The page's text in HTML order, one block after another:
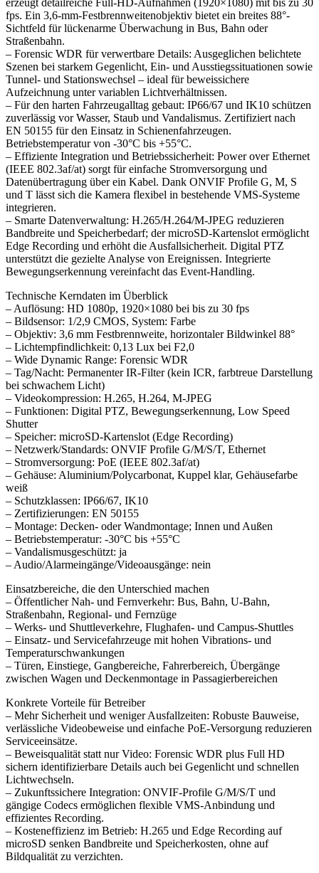
fps. Ein 3,6-mm-Festbrennweitenobjektiv bietet ein breites 88°-
Sichtfeld für lückenarme Überwachung in Bus, Bahn oder
Straßenbahn.
– Forensic WDR für verwertbare Details: Ausgeglichen belichtete
Szenen bei starkem Gegenlicht, Ein- und Ausstiegssituationen sowie
Tunnel- und Stationswechsel – ideal für beweissichere
Aufzeichnung unter variablen Lichtverhältnissen.
– Für den harten Fahrzeugalltag gebaut: IP66/67 und IK10 schützen
zuverlässig vor Wasser, Staub und Vandalismus. Zertifiziert nach
EN 50155 für den Einsatz in Schienenfahrzeugen.
Betriebstemperatur von -30°C bis +55°C.
– Effiziente Integration und Betriebssicherheit: Power over Ethernet
(IEEE 802.3af/at) sorgt für einfache Stromversorgung und
Datenübertragung über ein Kabel. Dank ONVIF Profile G, M, S
und T lässt sich die Kamera flexibel in bestehende VMS-Systeme
integrieren.
– Smarte Datenverwaltung: H.265/H.264/M-JPEG reduzieren
Bandbreite und Speicherbedarf; der microSD-Kartenslot ermöglicht
Edge Recording und erhöht die Ausfallsicherheit. Digital PTZ
unterstützt die gezielte Analyse von Ereignissen. Integrierte
Bewegungserkennung vereinfacht das Event-Handling.
Technische Kerndaten im Überblick
– Auflösung: HD 1080p, 1920×1080 bei bis zu 30 fps
– Bildsensor: 1/2,9 CMOS, System: Farbe
– Objektiv: 3,6 mm Festbrennweite, horizontaler Bildwinkel 88°
– Lichtempfindlichkeit: 0,13 Lux bei F2,0
– Wide Dynamic Range: Forensic WDR
– Tag/Nacht: Permanenter IR-Filter (kein ICR, farbtreue Darstellung
bei schwachem Licht)
– Videokompression: H.265, H.264, M-JPEG
– Funktionen: Digital PTZ, Bewegungserkennung, Low Speed
Shutter
– Speicher: microSD-Kartenslot (Edge Recording)
– Netzwerk/Standards: ONVIF Profile G/M/S/T, Ethernet
– Stromversorgung: PoE (IEEE 802.3af/at)
– Gehäuse: Aluminium/Polycarbonat, Kuppel klar, Gehäusefarbe
weiß
– Schutzklassen: IP66/67, IK10
– Zertifizierungen: EN 50155
– Montage: Decken- oder Wandmontage; Innen und Außen
– Betriebstemperatur: -30°C bis +55°C
– Vandalismusgeschützt: ja
– Audio/Alarmeingänge/Videoausgänge: nein
Einsatzbereiche, die den Unterschied machen
– Öffentlicher Nah- und Fernverkehr: Bus, Bahn, U-Bahn,
Straßenbahn, Regional- und Fernzüge
– Werks- und Shuttleverkehre, Flughafen- und Campus-Shuttles
– Einsatz- und Servicefahrzeuge mit hohen Vibrations- und
Temperaturschwankungen
– Türen, Einstiege, Gangbereiche, Fahrerbereich, Übergänge
zwischen Wagen und Deckenmontage in Passagierbereichen
Konkrete Vorteile für Betreiber
– Mehr Sicherheit und weniger Ausfallzeiten: Robuste Bauweise,
verlässliche Videobeweise und einfache PoE-Versorgung reduzieren
Serviceeinsätze.
– Beweisqualität statt nur Video: Forensic WDR plus Full HD
sichern identifizierbare Details auch bei Gegenlicht und schnellen
Lichtwechseln.
– Zukunftssichere Integration: ONVIF-Profile G/M/S/T und
gängige Codecs ermöglichen flexible VMS-Anbindung und
effizientes Recording.
– Kosteneffizienz im Betrieb: H.265 und Edge Recording auf
microSD senken Bandbreite und Speicherkosten, ohne auf
Bildqualität zu verzichten.